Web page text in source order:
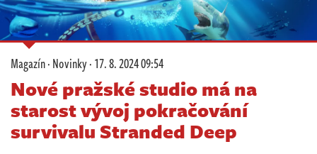
Videa
Soutěže
Databáze
Komunita
Magazín·Novinky·17. 8. 2024 09:54
Nové pražské studio má na
starost vývoj pokračování
survivalu Stranded Deep